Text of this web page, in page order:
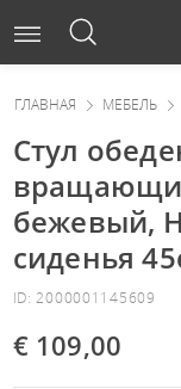
ГЛАВНАЯ МЕБЕЛЬ
Стул
бежевый,
сиденья
ID: 2000001145609
€ 109,00